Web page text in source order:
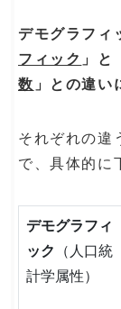
デモグラフィ
フィック 」と
数 」との違い
それぞれの違
で、具体的に
デモグラフィ
ック
（人口統
計学属性）